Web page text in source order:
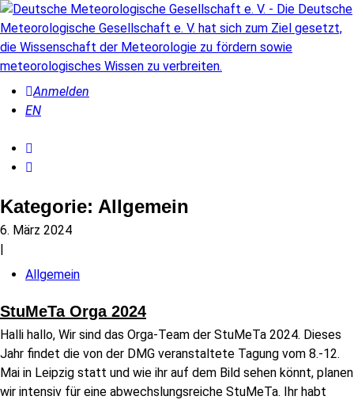
Anmelden
EN
Kategorie: Allgemein
6. März 2024
|
Allgemein
StuMeTa Orga 2024
Halli hallo, Wir sind das Orga-Team der StuMeTa 2024. Dieses
Jahr findet die von der DMG veranstaltete Tagung vom 8.-12.
Mai in Leipzig statt und wie ihr auf dem Bild sehen könnt, planen
wir intensiv für eine abwechslungsreiche StuMeTa. Ihr habt